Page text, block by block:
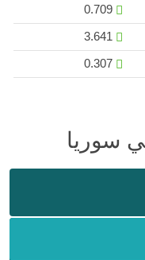
0.709
0.307
سوريا